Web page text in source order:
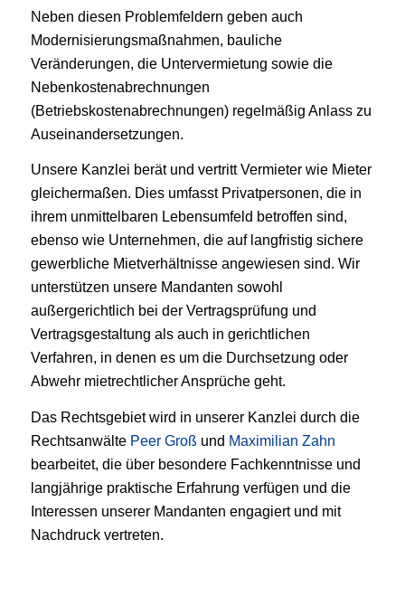
Neben diesen Problemfeldern geben auch
Modernisierungsmaßnahmen, bauliche
Veränderungen, die Untervermietung sowie die
Nebenkostenabrechnungen
(Betriebskostenabrechnungen) regelmäßig Anlass zu
Auseinandersetzungen.
Unsere Kanzlei berät und vertritt Vermieter wie Mieter
gleichermaßen. Dies umfasst Privatpersonen, die in
ihrem unmittelbaren Lebensumfeld betroffen sind,
ebenso wie Unternehmen, die auf langfristig sichere
gewerbliche Mietverhältnisse angewiesen sind. Wir
unterstützen unsere Mandanten sowohl
außergerichtlich bei der Vertragsprüfung und
Vertragsgestaltung als auch in gerichtlichen
Verfahren, in denen es um die Durchsetzung oder
Abwehr mietrechtlicher Ansprüche geht.
Das Rechtsgebiet wird in unserer Kanzlei durch die
Rechtsanwälte Peer Groß und Maximilian Zahn
bearbeitet, die über besondere Fachkenntnisse und
langjährige praktische Erfahrung verfügen und die
Interessen unserer Mandanten engagiert und mit
Nachdruck vertreten.